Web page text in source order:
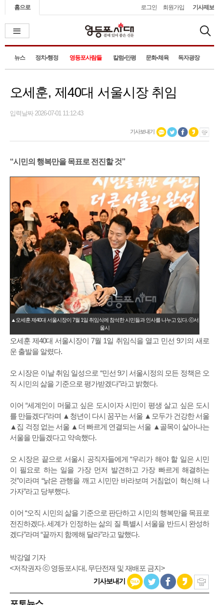
홈으로 로그인 회원가입 기사제보
뉴스 정치•행정 영등포사람들 칼럼•만평 문화•체육 독자광장
오세훈, 제40대 서울시장 취임
입력날짜 2026-07-01 11:12:43
기사보내기
“시민의 행복만을 목표로 전진할 것”
▲오세훈 제40대 서울시장이 7월 1일 취임식에 참석한 시민들과 인사를 나누고 있다. ⓒ서
울시
오세훈 제40대 서울시장이 7월 1일 취임식을 열고 민선 9기의 새로
운 출발을 알렸다.
오 시장은 이날 취임 일성으로 “민선 9기 서울시정의 모든 정책은 오
직 시민의 삶을 기준으로 평가받겠다”라고 밝혔다.
이어 “세계인이 머물고 싶은 도시이자 시민이 평생 살고 싶은 도시
를 만들겠다”라며 ▲청년이 다시 꿈꾸는 서울 ▲모두가 건강한 서울
▲집 걱정 없는 서울 ▲더 빠르게 연결되는 서울 ▲골목이 살아나는
서울을 만들겠다고 약속했다.
오 시장은 끝으로 서울시 공직자들에게 “우리가 해야 할 일은 시민
이 필요로 하는 일을 가장 먼저 발견하고 가장 빠르게 해결하는
것”이라며 “낡은 관행을 깨고 시민만 바라보며 거침없이 혁신해 나
가자”라고 당부했다.
이어 “오직 시민의 삶을 기준으로 판단하고 시민의 행복만을 목표로
전진하겠다. 세계가 인정하는 삶의 질 특별시 서울을 반드시 완성하
겠다”라며 “끝까지 함께해 달라”라고 말했다.
박강열 기자
<저작권자 ⓒ 영등포시대, 무단전재 및 재배포 금지>
기사보내기